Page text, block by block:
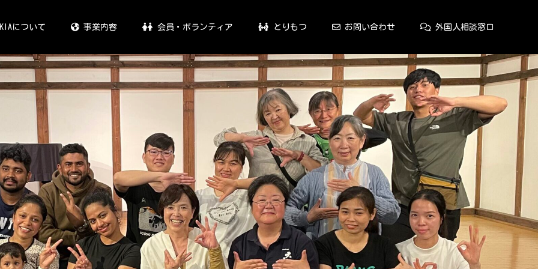
について 事業内容 会員・ボランティア とりもつ お問い合わせ 外国人相談窓口